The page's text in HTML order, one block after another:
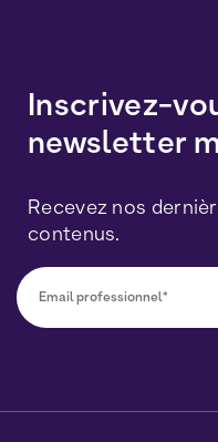
Inscrivez-
newsletter
Recevez nos
contenus.
données seront